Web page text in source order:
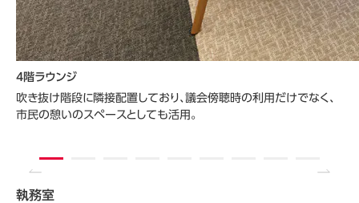
4階ラウンジ
吹き抜け階段に隣接配置しており、議会傍聴時の利用だけでなく、
市民の憩いのスペースとしても活用。
執務室